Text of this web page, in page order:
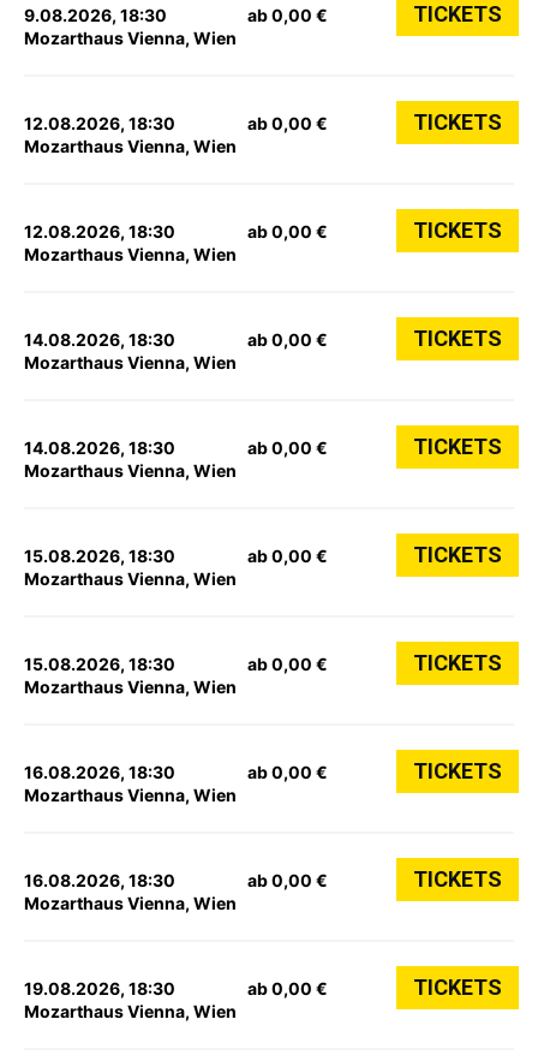
9.08.2026, 18:30
Mozarthaus Vienna, Wien
ab 0,00 € TICKETS
12.08.2026, 18:30
Mozarthaus Vienna, Wien
ab 0,00 € TICKETS
12.08.2026, 18:30
Mozarthaus Vienna, Wien
ab 0,00 € TICKETS
14.08.2026, 18:30
Mozarthaus Vienna, Wien
ab 0,00 € TICKETS
14.08.2026, 18:30
Mozarthaus Vienna, Wien
ab 0,00 € TICKETS
15.08.2026, 18:30
Mozarthaus Vienna, Wien
ab 0,00 € TICKETS
15.08.2026, 18:30
Mozarthaus Vienna, Wien
ab 0,00 € TICKETS
16.08.2026, 18:30
Mozarthaus Vienna, Wien
ab 0,00 € TICKETS
16.08.2026, 18:30
Mozarthaus Vienna, Wien
ab 0,00 € TICKETS
19.08.2026, 18:30
Mozarthaus Vienna, Wien
ab 0,00 € TICKETS